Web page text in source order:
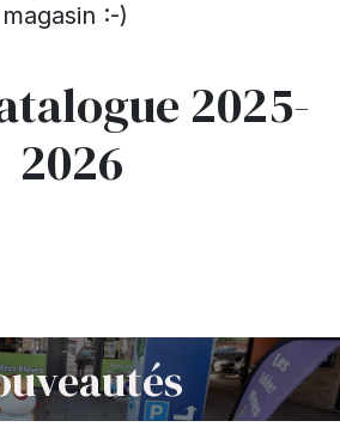
:-)
2025-
2026